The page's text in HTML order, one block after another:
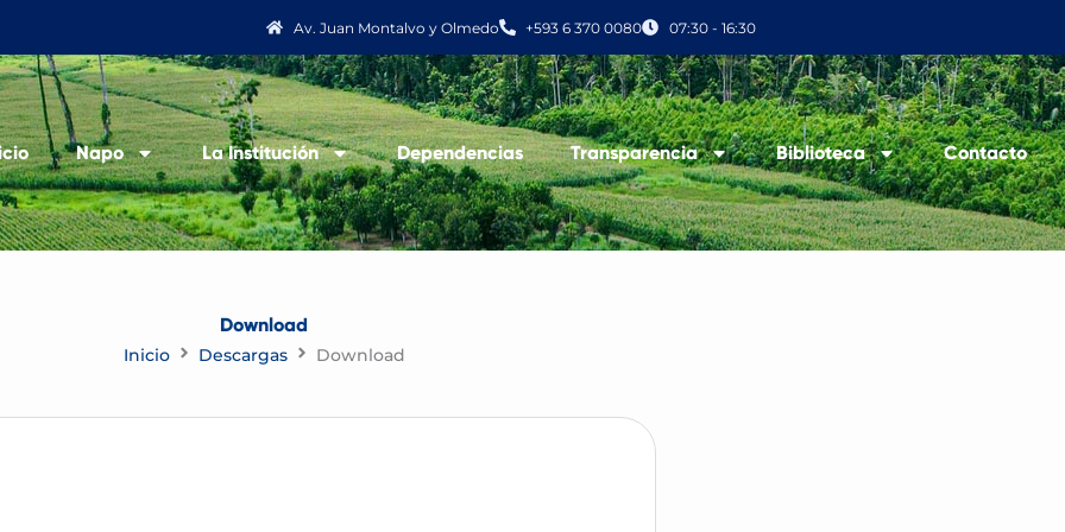
Av. Juan Montalvo y Olmedo +593 6 370 0080 07:30 - 16:30
Napo La Institución Dependencias Transparencia Biblioteca Contacto
Download
Inicio Descargas Download